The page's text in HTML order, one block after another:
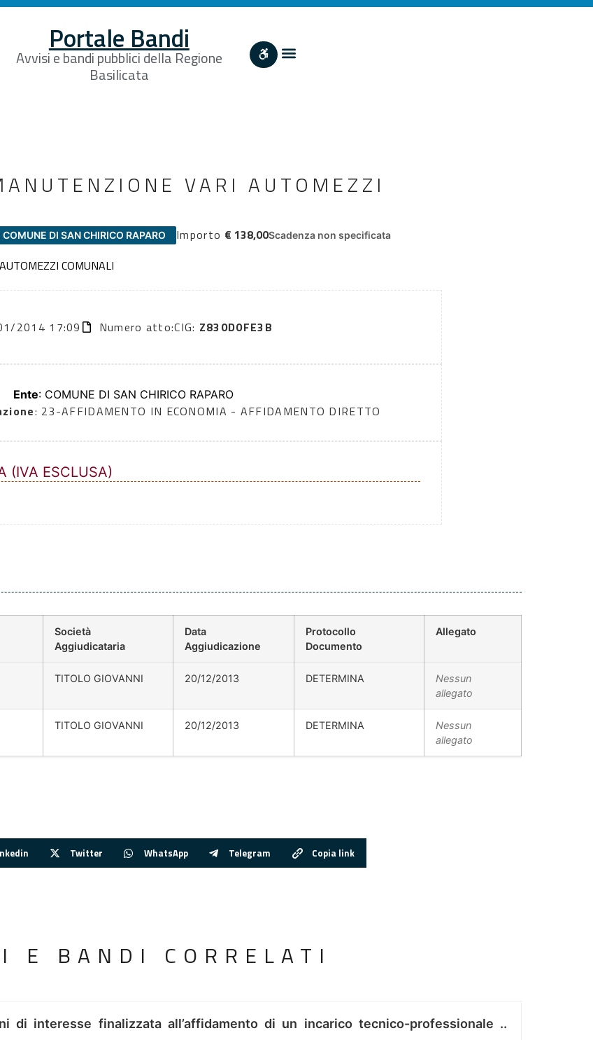
Portale Bandi
Avvisi e bandi pubblici della Regione
Basilicata
VARI AUTOMEZZI
DI SAN CHIRICO RAPARO Importo € 138,00Scadenza non specificata
COMUNALI
2014 17:09 Numero atto:CIG: Z830D0FE3B
Ente: COMUNE DI SAN CHIRICO RAPARO
: 23-AFFIDAMENTO IN ECONOMIA - AFFIDAMENTO DIRETTO
(IVA ESCLUSA)
Società
Aggiudicataria
Data
Aggiudicazione
Protocollo
Documento
Allegato
TITOLO GIOVANNI 20/12/2013 DETERMINA
Nessun
allegato
TITOLO GIOVANNI 20/12/2013 DETERMINA
Nessun
allegato
Twitter WhatsApp Telegram Copia link
E BANDI CORRELATI
di interesse finalizzata all’affidamento di un incarico tecnico-professionale ..